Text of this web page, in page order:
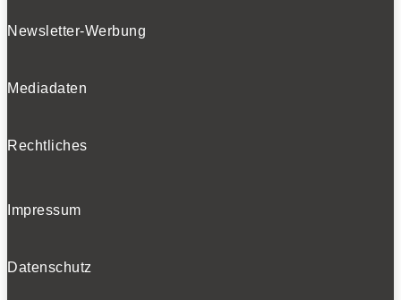
Newsletter-Werbung
Mediadaten
Rechtliches
Impressum
Datenschutz